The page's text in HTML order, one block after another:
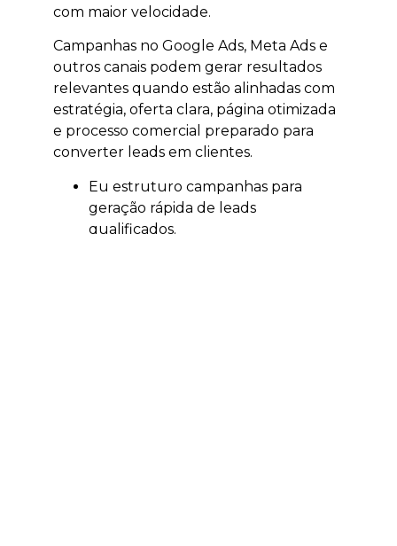
com maior velocidade.
Campanhas no Google Ads, Meta Ads e
outros canais podem gerar resultados
relevantes quando estão alinhadas com
estratégia, oferta clara, página otimizada
e processo comercial preparado para
converter leads em clientes.
Eu estruturo campanhas para
geração rápida de leads
qualificados.